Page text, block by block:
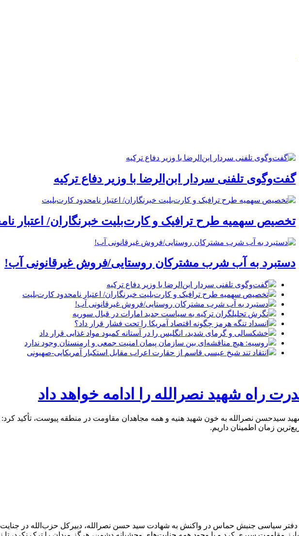
گفت‌وگوی تلفنی سردار ابن‌الرضا با وزیر دفاع ترکیه
تخصیص سهمیه طرح ترافیک و کارت‌بلیت خبرنگاران/ اعتبار
دستبرد به آب شرب مشترکان روستایی/فروش غیرقانونی آب!
گفت‌وگوی تلفنی سردار ابن‌الرضا با وزیر دفاع ترکیه
تخصیص سهمیه طرح ترافیک و کارت‌بلیت خبرنگاران/ اعتبار نامحدود کارت‌بلیت
دستبرد به آب شرب مشترکان روستایی/فروش غیرقانونی آب!
نگرش تحلیلگران ترکیه به سیاست جدید امارات در قبال سوریه
انسداد تنگه هرمز چگونه اقتصاد آمریکا را تحت فشار قرار داد؟
خشکسالی و گرمای شدید، انگلیس را در آستانه کمبود مواد غذایی قرار داد
روسیه: هیچ مناقشه‌ای بین سازمان پیمان امنیت جمعی و ارمنستان وجود ندارد
انتقاد تند شیخ عیسی قاسم از حقارت اعراب مقابل استکبار آمریکایی-صهیونی
راه شهید نصرالله را ادامه خواهد داد
سیدحسن نصرالله به خون شهید هنیه و همه مجاهدان مقاومت در منطقه پیوست، تأکید
زمان اطمینان داریم.
دفتر سیاسی جنبش حماس در واکنش به شهادت سید حسن نصرالله، دبیرکل حزب‌الله در